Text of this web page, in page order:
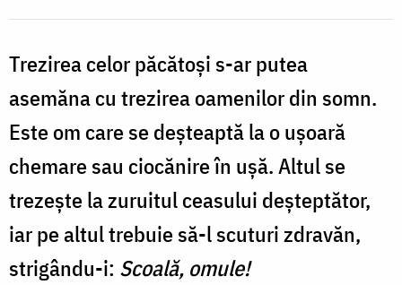
Nechifor
Trezirea celor păcătoşi s-ar putea
asemăna cu trezirea oamenilor din somn.
Este om care se deşteaptă la o uşoară
chemare sau ciocănire în uşă. Altul se
trezeşte la zuruitul ceasului deşteptător,
iar pe altul trebuie să-l scuturi zdravăn,
strigându-i: Scoală, omule!